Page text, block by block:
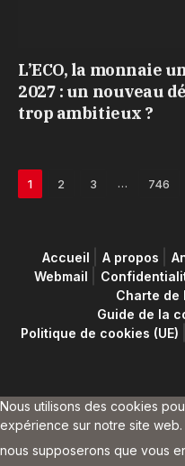
L’ECO, la monnaie
2027 : un nouveau
trop ambitieux ?
1 2 3 … 746
Accueil A propos
Webmail
Charte de
Guide de la
Politique de cookies (UE)
Nous utilisons des cookies
expérience sur notre site web.
nous supposerons que vous